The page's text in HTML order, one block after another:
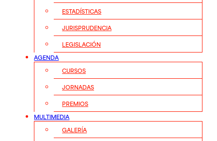
ESTADÍSTICAS
JURISPRUDENCIA
LEGISLACIÓN
AGENDA
CURSOS
JORNADAS
PREMIOS
MULTIMEDIA
GALERÍA